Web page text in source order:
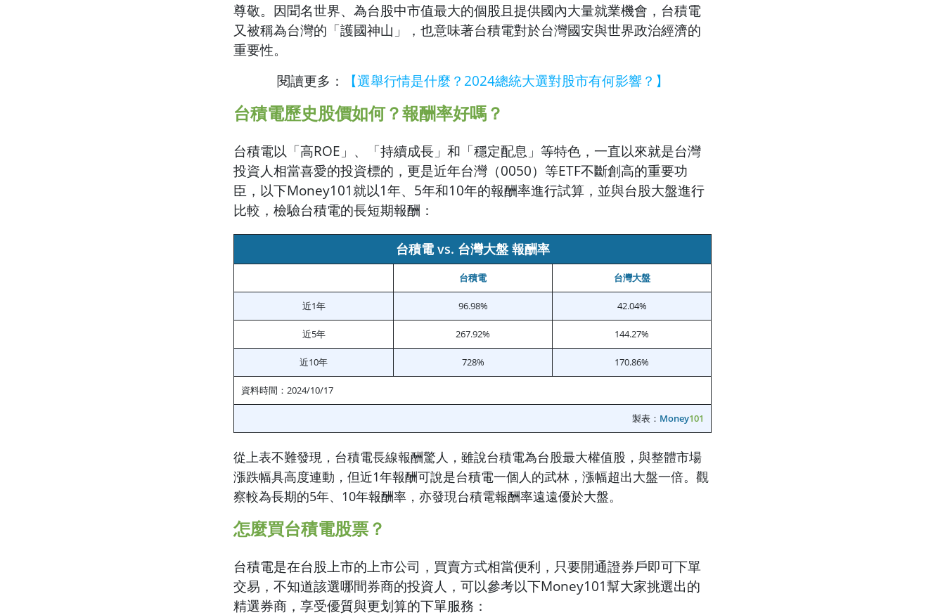
尊敬。因聞名世界、為台股中市值最大的個股且提供國內大量就業機會，台積電
又被稱為台灣的「護國神山」，也意味著台積電對於台灣國安與世界政治經濟的
重要性。
閱讀更多：
【選舉行情是什麼？2024總統大選對股市有何影響？】
台積電歷史股價如何？報酬率好嗎？
台積電以「高ROE」、「持續成長」和「穩定配息」等特色，一直以來就是台灣
投資人相當喜愛的投資標的，更是近年台灣（0050）等ETF不斷創高的重要功
臣，以下Money101就以1年、5年和10年的報酬率進行試算，並與台股大盤進行
比較，檢驗台積電的長短期報酬：
台積電 vs. 台灣大盤 報酬率
台積電 台灣大盤
近1年 96.98% 42.04%
近5年 267.92% 144.27%
近10年 728% 170.86%
資料時間：2024/10/17
製表： Money101
從上表不難發現，台積電長線報酬驚人，雖說台積電為台股最大權值股，與整體市場
漲跌幅具高度連動，但近1年報酬可說是台積電一個人的武林，漲幅超出大盤一倍。觀
察較為長期的5年、10年報酬率，亦發現台積電報酬率遠遠優於大盤。
怎麼買台積電股票？
台積電是在台股上市的上市公司，買賣方式相當便利，只要開通證券戶即可下單
交易，不知道該選哪間券商的投資人，可以參考以下Money101幫大家挑選出的
精選券商，享受優質與更划算的下單服務：